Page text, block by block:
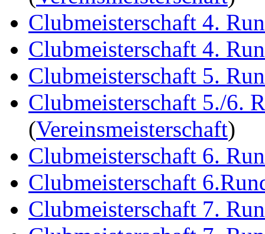
Clubmeisterschaft 4.
Clubmeisterschaft 4.
Clubmeisterschaft 5.
Clubmeisterschaft 5./6.
(Vereinsmeisterschaft)
Clubmeisterschaft 6.
Clubmeisterschaft
Clubmeisterschaft 7.